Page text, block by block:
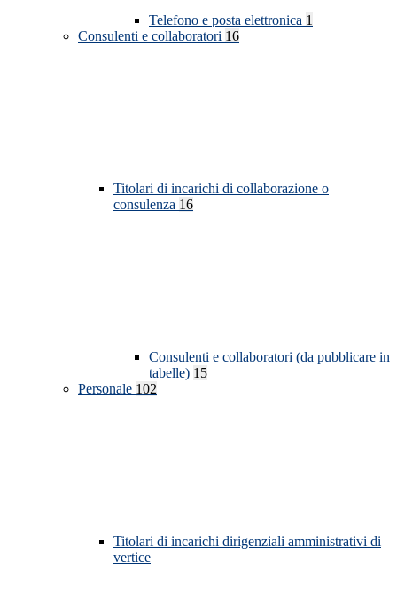
Telefono e posta elettronica 1
Consulenti e collaboratori 16
Titolari di incarichi di collaborazione o
consulenza 16
Consulenti e collaboratori (da pubblicare in
tabelle) 15
Personale 102
Titolari di incarichi dirigenziali amministrativi di
vertice